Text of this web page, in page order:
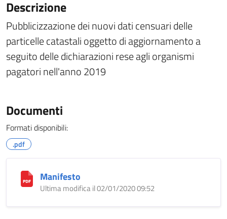
Descrizione
Pubblicizzazione dei nuovi dati censuari delle
particelle catastali oggetto di aggiornamento a
seguito delle dichiarazioni rese agli organismi
pagatori nell'anno 2019
Documenti
Formati disponibili:
.pdf
Manifesto
Ultima modifica il 02/01/2020 09:52